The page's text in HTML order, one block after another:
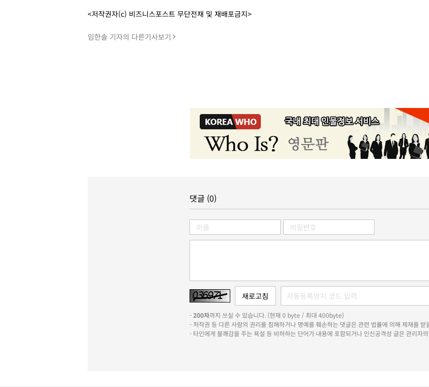
<저작권자(c) 비즈니스포스트 무단전재 및 재배포금지>
임한솔 기자의 다른기사보기
댓글 (0)
-200자까지 쓰실 수 있습니다. (현재 0 byte / 최대 400byte)
- 저작권 등 다른 사람의 권리를 침해하거나 명예를 훼손하는 댓글은 관련 법률에 의해 제재를 받
- 타인에게 불쾌감을 주는 욕설 등 비하하는 단어가 내용에 포함되거나 인신공격성 글은 관리자